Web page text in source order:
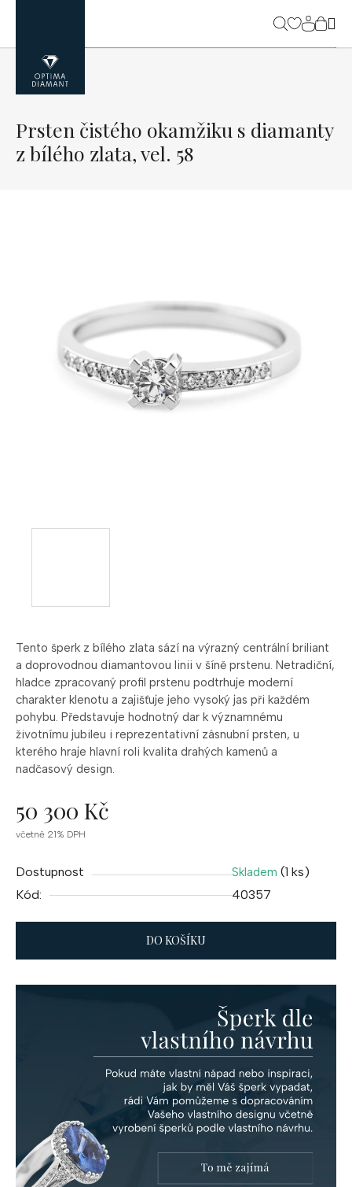
obsah
Tento šperk z bílého zlata sází na výrazný centrální briliant
a doprovodnou diamantovou linii v šíně prstenu. Netradiční,
hladce zpracovaný profil prstenu podtrhuje moderní
charakter klenotu a zajišťuje jeho vysoký jas při každém
pohybu. Představuje hodnotný dar k významnému
životnímu jubileu i reprezentativní zásnubní prsten, u
kterého hraje hlavní roli kvalita drahých kamenů a
nadčasový design.
50 300 Kč
Měrná
včetně 21% DPH
Dostupnost Skladem (1 ks)
Kód:
40357
DO KOŠÍKU
Prsten čistého okamžiku s diamanty
z bílého zlata, vel. 58